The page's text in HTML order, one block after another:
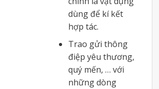
dùng để kí kết
hợp tác.
Trao gửi thông
điệp yêu thương,
quý mến, … với
những dòng